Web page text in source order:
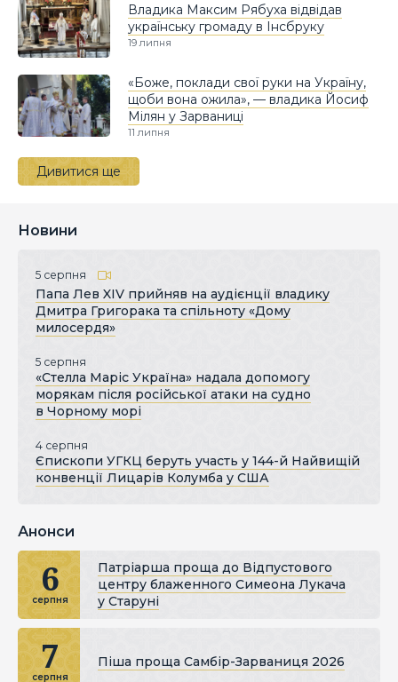
Владика Максим Рябуха відвідав
українську громаду в Інсбруку
19 липня
«Боже, поклади свої руки на Україну,
щоби вона ожила», — владика Йосиф
Мілян у Зарваниці
11 липня
Дивитися ще
Новини
5 серпня
Папа Лев XIV прийняв на аудієнції владику
Дмитра Григорака та спільноту «Дому
милосердя»
5 серпня
«Стелла Маріс Україна» надала допомогу
морякам після російської атаки на судно
в Чорному морі
4 серпня
Єпископи УГКЦ беруть участь у 144-й Найвищій
конвенції Лицарів Колумба у США
Анонси
6
серпня
Патріарша проща до Відпустового
центру блаженного Симеона Лукача
у Старуні
7
серпня
Піша проща Самбір-Зарваниця 2026